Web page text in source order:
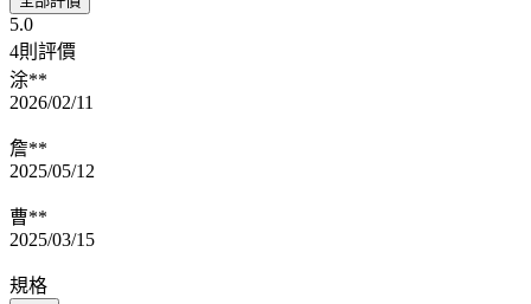
5.0
4則評價
涂**
2026/02/11
詹**
2025/05/12
曹**
2025/03/15
規格